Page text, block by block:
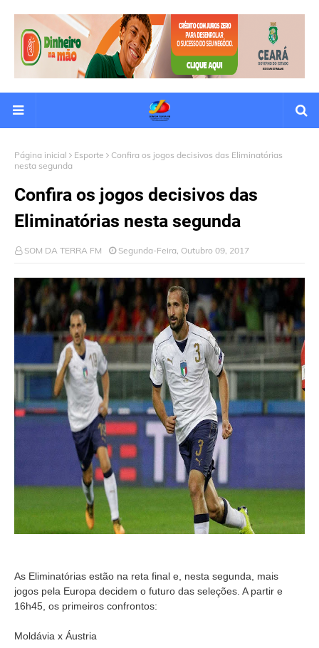
Página inicial Esporte
Confira os jogos decisivos das Eliminatórias
nesta segunda
Confira os jogos decisivos das
Eliminatórias nesta segunda
SOM DA TERRA FM Segunda-Feira, Outubro 09, 2017
As Eliminatórias estão na reta final e, nesta segunda, mais
jogos pela Europa decidem o futuro das seleções. A partir e
16h45, os primeiros confrontos:
Moldávia x Áustria